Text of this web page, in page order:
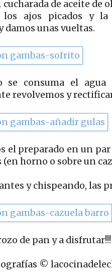
cucharada de aceite
los ajos picados y
damos unas vueltas.
se consuma el agua
revolvemos y
el preparado en un
(en horno o sobre un
y chispeando, las
de pan y a disfrutar!!!
©